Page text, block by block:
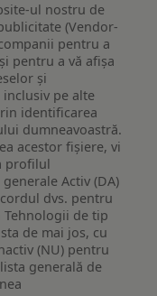
ul nostru de
(Vendor-
pentru a
pentru a vă afișa
și
pe alte
identificarea
dumneavoastră.
acestor fișiere, vi
profilul
Activ (DA)
dvs. pentru
de tip
de mai jos, cu
(NU) pentru
generală de